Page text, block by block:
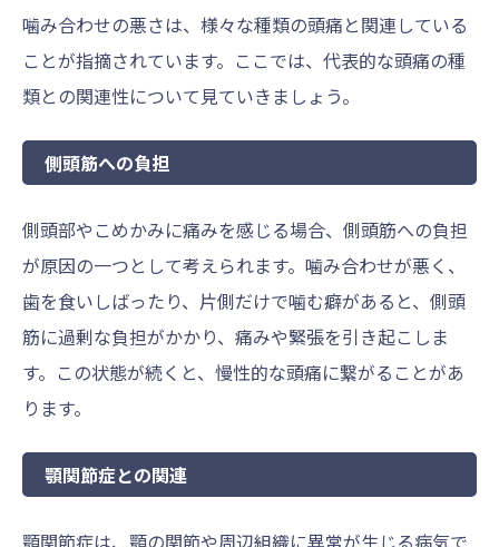
噛み合わせの悪さは、様々な種類の頭痛と関連している
ことが指摘されています。ここでは、代表的な頭痛の種
類との関連性について見ていきましょう。
側頭筋への負担
側頭部やこめかみに痛みを感じる場合、側頭筋への負担
が原因の一つとして考えられます。噛み合わせが悪く、
歯を食いしばったり、片側だけで噛む癖があると、側頭
筋に過剰な負担がかかり、痛みや緊張を引き起こしま
す。この状態が続くと、慢性的な頭痛に繋がることがあ
ります。
顎関節症との関連
顎関節症は、顎の関節や周辺組織に異常が生じる病気で